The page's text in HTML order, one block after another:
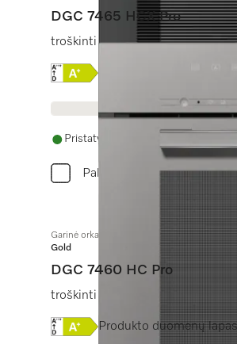
DGC 7465 HCX Pro
troškinti garuose, kepti, kepinti
Online Label Flag,
Pristatymas per 14 - 28 dienas
Palyginkite
Garinė orkaitė
Gold
DGC 7460 HC Pro
troškinti garuose, kepti, kepinti
Online Label Flag,
Produkto duomenų